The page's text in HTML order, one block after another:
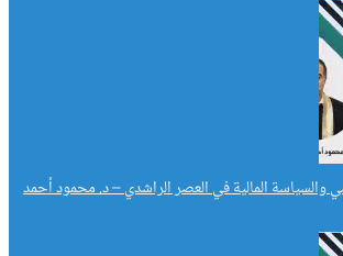
والسياسة المالية في العصر الراشدي – د. محمود أحمد